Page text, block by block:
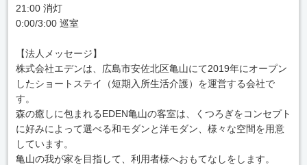
21:00 消灯
0:00/3:00 巡室
【法人メッセージ】
株式会社エデンは、広島市安佐北区亀山にて2019年にオープン
したショートステイ（短期入所生活介護）を運営する会社で
す。
森の癒しに包まれるEDEN亀山の客室は、くつろぎをコンセプト
に好みによって選べる和モダンと洋モダン、様々な空間を用意
しています。
亀山の我が家を目指して、利用者様へおもてなしをします。